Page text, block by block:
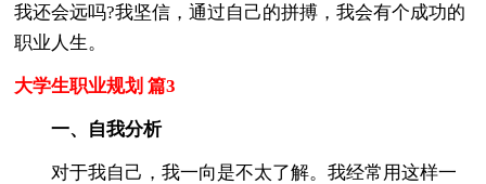
我还会远吗?我坚信，通过自己的拼搏，我会有个成功的
职业人生。
大学生职业规划 篇3
一、自我分析
对于我自己，我一向是不太了解。我经常用这样一